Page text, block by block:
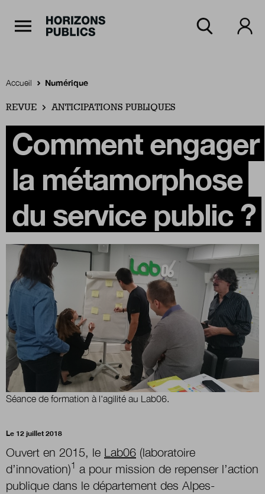
Accueil
Rubriques
Thèmes
Numéros
Boutique
Qui sommes-nous ?
Nous contacter
Newsletter
Renseignez votre email afin de suivre l'actualité
de la transformation publique.
Accueil Numérique
REVUE ANTICIPATIONS PUBLIQUES
Comment engager
la métamorphose
du service public ?
Séance de formation à l'agilité au Lab06.
Le 12 juillet 2018
Ouvert en 2015, le Lab06 (laboratoire
d’innovation)1 a pour mission de repenser l’action
publique dans le département des Alpes-